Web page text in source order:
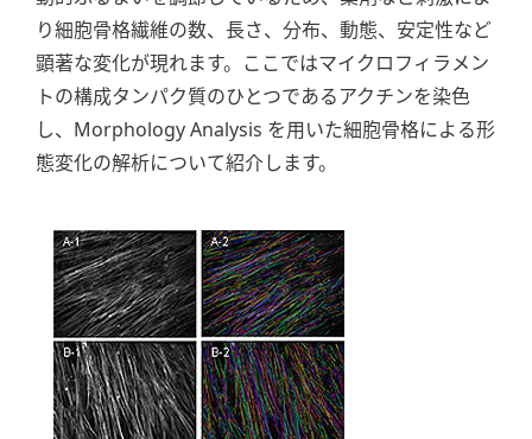
り細胞骨格繊維の数、長さ、分布、動態、安定性など
顕著な変化が現れます。ここではマイクロフィラメン
トの構成タンパク質のひとつであるアクチンを染色
し、Morphology Analysis を用いた細胞骨格による形
態変化の解析について紹介します。